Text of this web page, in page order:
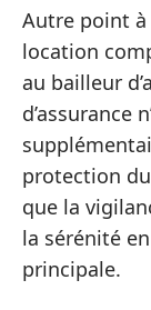
Autre point
location
au bailleur
d’assurance
protection
que la
la sérénité
principale.